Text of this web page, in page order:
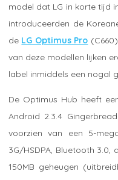
model dat LG in korte tijd
introduceerden de
de LG Optimus Pro
van deze modellen lijken
label inmiddels een nogal
De Optimus Hub heeft
Android 2.3.4
voorzien van een 5-
3G/HSDPA, Bluetooth 3.0,
150MB geheugen